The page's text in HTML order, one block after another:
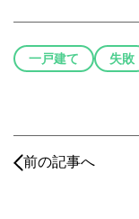
一戸建て 失敗
前の記事へ